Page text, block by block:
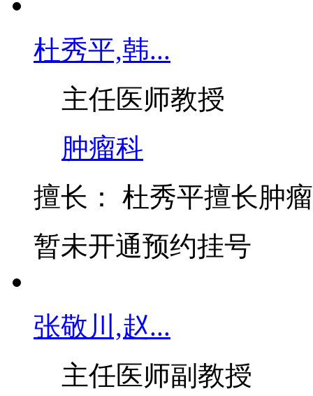
杜秀平,韩...
主任医师
肿瘤科
擅长：杜秀平擅长肿
张敬川,赵...